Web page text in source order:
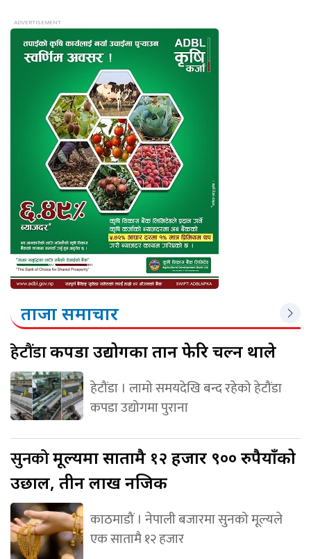
ताजा समाचार
हेटौंडाकपडा उद्योगका तान फेरि चल्न थाले
हेटौंडा । लामो समयदेखि बन्द रहेको हेटौंडा
कपडा उद्योगमा पुराना
सुनकोमूल्यमा सातामै १२ हजार ९०० रुपैयाँको
उछाल, तीन लाख नजिक
काठमाडौं । नेपाली बजारमा सुनको मूल्यले
एक सातामै १२ हजार